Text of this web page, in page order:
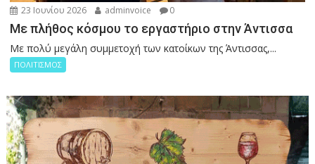
23 Ιουνίου 2026 adminvoice 0
Με πλήθος κόσμου το εργαστήριο στην Άντισσα
Με πολύ μεγάλη συμμετοχή των κατοίκων της Άντισσας,...
ΠΟΛΙΤΙΣΜΟΣ